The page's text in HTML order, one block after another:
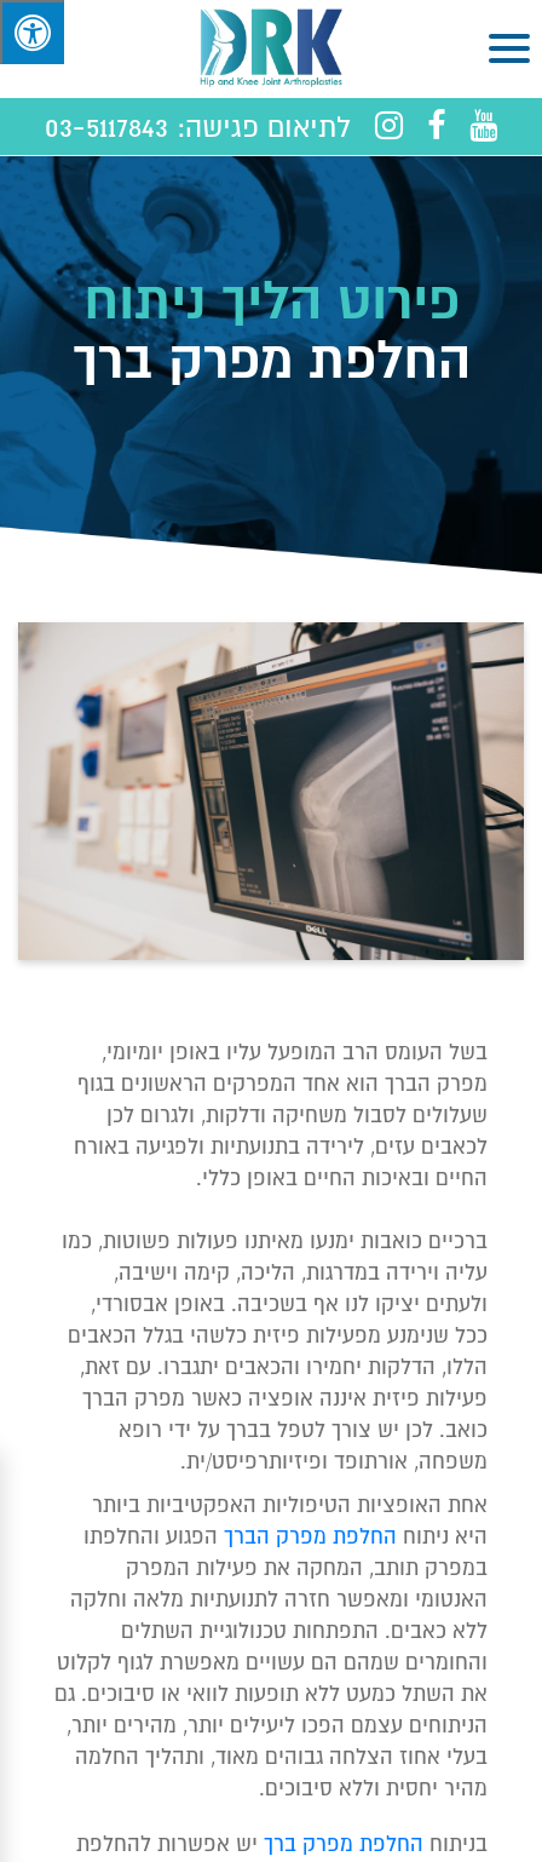
לתיאום פגישה: 03-5117843
פירוט הליך ניתוח
החלפת מפרק ברך
בשל העומס הרב המופעל עליו באופן יומיומי,
מפרק הברך הוא אחד המפרקים הראשונים בגוף
שעלולים לסבול משחיקה ודלקות, ולגרום לכן
לכאבים עזים, לירידה בתנועתיות ולפגיעה באורח
החיים ובאיכות החיים באופן כללי.
ברכיים כואבות ימנעו מאיתנו פעולות פשוטות, כמו
עליה וירידה במדרגות, הליכה, קימה וישיבה,
ולעתים יציקו לנו אף בשכיבה. באופן אבסורדי,
ככל שנימנע מפעילות פיזית כלשהי בגלל הכאבים
הללו, הדלקות יחמירו והכאבים יתגברו. עם זאת,
פעילות פיזית איננה אופציה כאשר מפרק הברך
כואב. לכן יש צורך לטפל בברך על ידי רופא
משפחה, אורתופד ופיזיותרפיסט/ית.
אחת האופציות הטיפוליות האפקטיביות ביותר
היא ניתוח החלפת מפרק הברך הפגוע והחלפתו
במפרק תותב, המחקה את פעילות המפרק
האנטומי ומאפשר חזרה לתנועתיות מלאה וחלקה
ללא כאבים. התפתחות טכנולוגיית השתלים
והחומרים שמהם הם עשויים מאפשרת לגוף לקלוט
את השתל כמעט ללא תופעות לוואי או סיבוכים. גם
הניתוחים עצמם הפכו ליעילים יותר, מהירים יותר,
בעלי אחוז הצלחה גבוהים מאוד, ותהליך החלמה
מהיר יחסית וללא סיבוכים.
בניתוח החלפת מפרק ברך יש אפשרות להחלפת